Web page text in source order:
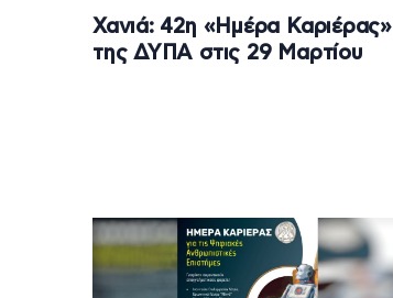
Χανιά: 42η «Ημέρα Καριέρας»
της ΔΥΠΑ στις 29 Μαρτίου